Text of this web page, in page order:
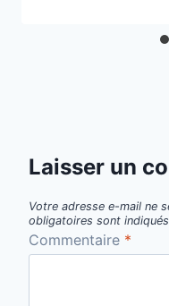
Laisser un
Votre adresse e-mail ne
obligatoires sont
Commentaire *